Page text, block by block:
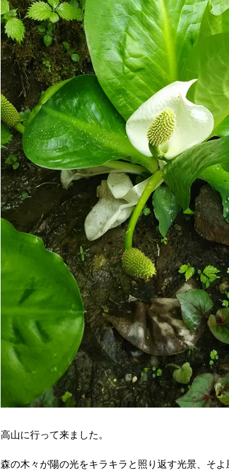
高山に行って来ました。
森の木々が陽の光をキラキラと照り返す光景、そ